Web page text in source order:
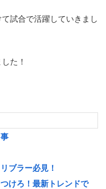
試合で活躍していきまし
た！
ブラー必見！
けろ！最新トレンドで